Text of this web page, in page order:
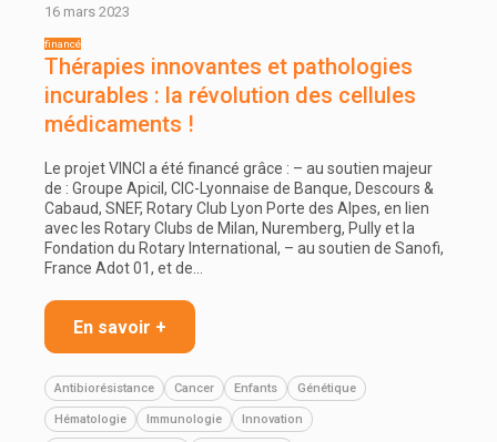
16 mars 2023
Thérapies innovantes et pathologies
incurables : la révolution des cellules
médicaments !
Le projet VINCI a été financé grâce : – au soutien majeur
de : Groupe Apicil, CIC-Lyonnaise de Banque, Descours &
Cabaud, SNEF, Rotary Club Lyon Porte des Alpes, en lien
avec les Rotary Clubs de Milan, Nuremberg, Pully et la
Fondation du Rotary International, – au soutien de Sanofi,
France Adot 01, et de…
En savoir +
Antibiorésistance Cancer Enfants Génétique
Hématologie Immunologie Innovation